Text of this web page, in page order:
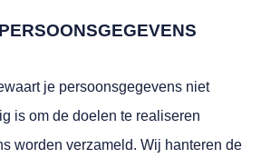
je persoonsgegevens niet
is om de doelen te realiseren
worden verzameld. Wij hanteren de